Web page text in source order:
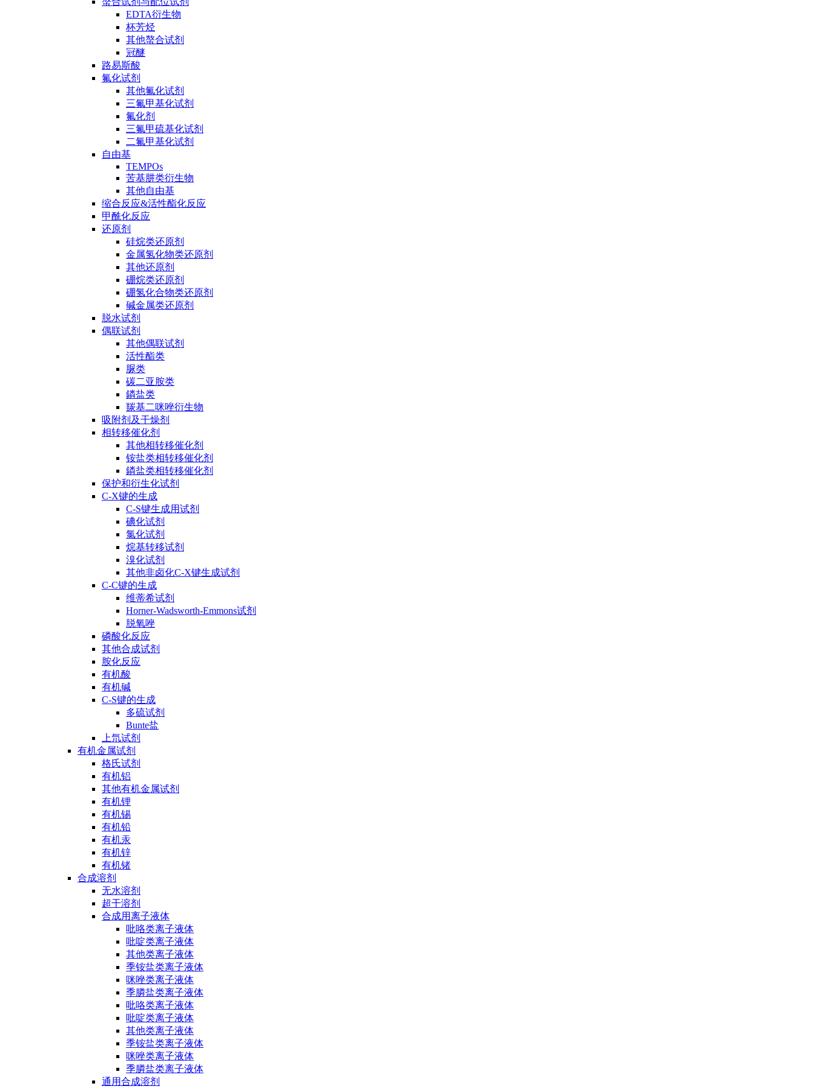
EDTA衍生物
杯芳烃
其他螯合试剂
冠醚
路易斯酸
氟化试剂
其他氟化试剂
三氟甲基化试剂
氟化剂
三氟甲硫基化试剂
二氟甲基化试剂
自由基
TEMPOs
苦基肼类衍生物
其他自由基
缩合反应&活性酯化反应
甲酰化反应
还原剂
硅烷类还原剂
金属氢化物类还原剂
其他还原剂
硼烷类还原剂
硼氢化合物类还原剂
碱金属类还原剂
脱水试剂
偶联试剂
其他偶联试剂
活性酯类
脲类
碳二亚胺类
鏻盐类
羰基二咪唑衍生物
吸附剂及干燥剂
相转移催化剂
其他相转移催化剂
铵盐类相转移催化剂
鏻盐类相转移催化剂
保护和衍生化试剂
C-X键的生成
C-S键生成用试剂
碘化试剂
氯化试剂
烷基转移试剂
溴化试剂
其他非卤化C-X键生成试剂
C-C键的生成
维蒂希试剂
Horner-Wadsworth-Emmons试剂
脱氧唑
磷酸化反应
其他合成试剂
胺化反应
有机酸
有机碱
C-S键的生成
多硫试剂
Bunte盐
上氘试剂
有机金属试剂
格氏试剂
有机铝
其他有机金属试剂
有机锂
有机锡
有机铅
有机汞
有机锌
有机锗
合成溶剂
无水溶剂
超干溶剂
合成用离子液体
吡咯类离子液体
吡啶类离子液体
其他类离子液体
季铵盐类离子液体
咪唑类离子液体
季膦盐类离子液体
吡咯类离子液体
吡啶类离子液体
其他类离子液体
季铵盐类离子液体
咪唑类离子液体
季膦盐类离子液体
通用合成溶剂